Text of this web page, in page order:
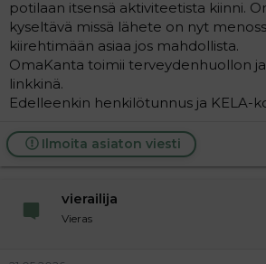
potilaan itsensä aktiviteetista kiinni.
kyseltävä missä lähete on nyt
kiirehtimään asiaa jos mahdollista.
OmaKanta toimii terveydenhuollon
linkkinä.
Edelleenkin henkilötunnus ja KELA-
Ilmoita asiaton viesti
vierailija
Vieras